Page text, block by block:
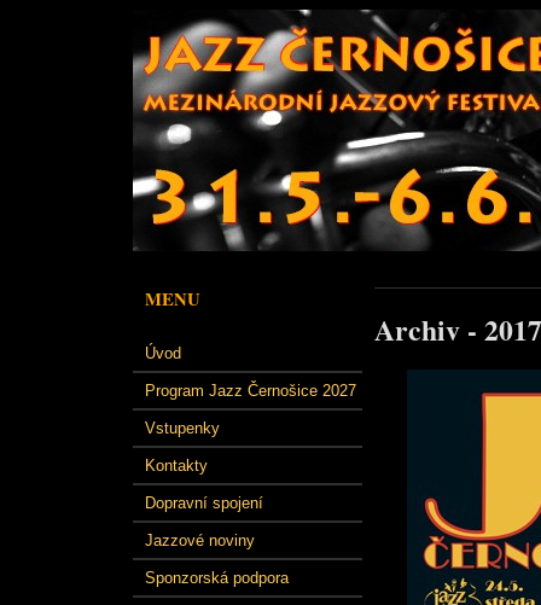
MENU
Úvod
Program Jazz Černošice 2027
Vstupenky
Kontakty
Dopravní spojení
Jazzové noviny
Sponzorská podpora
Archiv - 2017